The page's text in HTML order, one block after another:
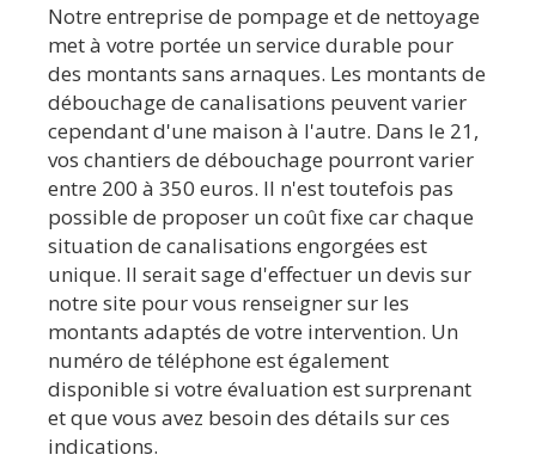
Notre entreprise de pompage et de nettoyage
met à votre portée un service durable pour
des montants sans arnaques. Les montants de
débouchage de canalisations peuvent varier
cependant d'une maison à l'autre. Dans le 21,
vos chantiers de débouchage pourront varier
entre 200 à 350 euros. Il n'est toutefois pas
possible de proposer un coût fixe car chaque
situation de canalisations engorgées est
unique. Il serait sage d'effectuer un devis sur
notre site pour vous renseigner sur les
montants adaptés de votre intervention. Un
numéro de téléphone est également
disponible si votre évaluation est surprenant
et que vous avez besoin des détails sur ces
indications.